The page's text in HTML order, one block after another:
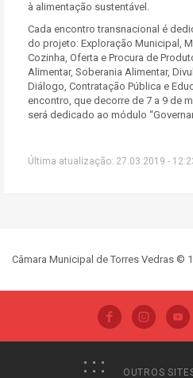
à alimentação sustentável.
Cada encontro transnacional é
do projeto: Exploração Municipal,
Cozinha, Oferta e Procura de
Alimentar, Soberania Alimentar,
Diálogo, Contratação Pública e
encontro, que decorre de 7 a 9 de
será dedicado ao módulo
Última atualização: 27.03.2019 -
Câmara Municipal de Torres Vedras ©
OUTROS